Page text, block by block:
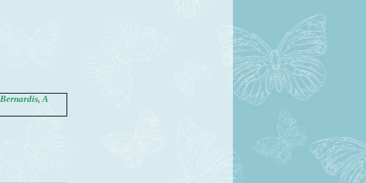
A